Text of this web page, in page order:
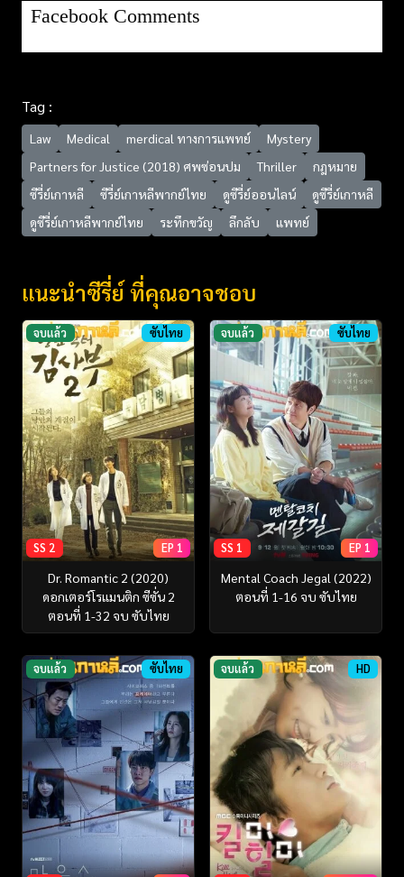
Facebook Comments
Tag :
Law Medical merdical ทางการแพทย์
Mystery
Partners for Justice (2018) ศพซ่อนปม
Thriller
กฎหมาย
ซีรี่ย์เกาหลี
ซีรี่ย์เกาหลีพากย์ไทย ดูซีรี่ย์ออนไลน์
ดูซีรี่ย์เกาหลี
ดูซีรี่ย์เกาหลีพากย์ไทย
ระทึกขวัญ ลึกลับ แพทย์
แนะนำซีรี่ย์ ที่คุณอาจชอบ
จบแล้ว ซับไทย
SS 2 EP 1
Dr. Romantic 2 (2020)
ดอกเตอร์โรแมนติก ซีซั่น 2
ตอนที่ 1-32 จบ ซับไทย
จบแล้ว ซับไทย
SS 1 EP 1
Mental Coach Jegal (2022)
ตอนที่ 1-16 จบ ซับไทย
จบแล้ว ซับไทย จบแล้ว HD